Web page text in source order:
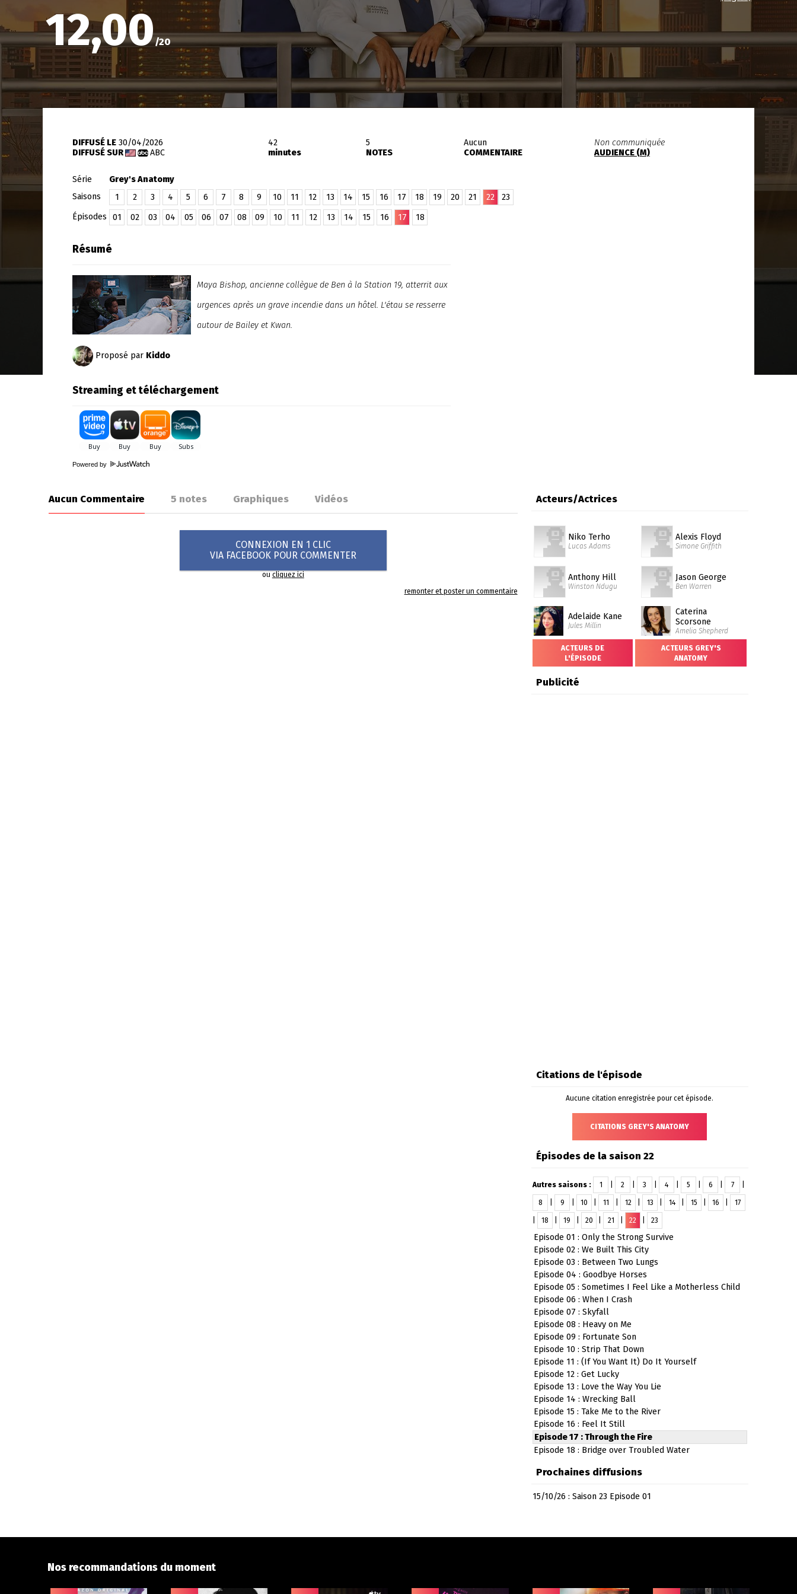
12,00/20
DIFFUSÉ LE 30/04/2026
DIFFUSÉ SUR
ABC
42
minutes
5
NOTES
Aucun
COMMENTAIRE
Non communiquée
AUDIENCE (M)
Série
Grey's Anatomy
Saisons
1 2 3 4 5 6 7 8 9 10 11 12 13 14 15 16 17 18 19 20 21 22
23
Épisodes
01 02 03 04 05 06 07 08 09 10 11 12 13 14 15 16 17 18
Résumé
Maya Bishop, ancienne collègue de Ben à la Station 19, atterrit aux
urgences après un grave incendie dans un hôtel. L'étau se resserre
autour de Bailey et Kwan.
Proposé par Kiddo
Streaming et téléchargement
Powered by
Aucun Commentaire 5 notes Graphiques Vidéos
CONNEXION EN 1 CLIC
VIA FACEBOOK POUR COMMENTER
oucliquez ici
remonter et poster un commentaire
Acteurs/Actrices
Niko Terho
Lucas Adams
Alexis Floyd
Simone Griffith
Anthony Hill
Winston Ndugu
Jason George
Ben Warren
Adelaide Kane
Jules Millin
Caterina
Scorsone
Amelia Shepherd
ACTEURS DE
L'ÉPISODE
ACTEURS GREY'S
ANATOMY
Publicité
Citations de l'épisode
Aucune citation enregistrée pour cet épisode.
CITATIONS GREY'S ANATOMY
Épisodes de la saison 22
Autres saisons : 1 2 3 4 5 6 7
8 9 10 11 12 13 14 15 16 17
18 19 20 21 22 23
Episode 01 : Only the Strong Survive
Episode 02 : We Built This City
Episode 03 : Between Two Lungs
Episode 04 : Goodbye Horses
Episode 05 : Sometimes I Feel Like a Motherless Child
Episode 06 : When I Crash
Episode 07 : Skyfall
Episode 08 : Heavy on Me
Episode 09 : Fortunate Son
Episode 10 : Strip That Down
Episode 11 : (If You Want It) Do It Yourself
Episode 12 : Get Lucky
Episode 13 : Love the Way You Lie
Episode 14 : Wrecking Ball
Episode 15 : Take Me to the River
Episode 16 : Feel It Still
Episode 17 : Through the Fire
Episode 18 : Bridge over Troubled Water
Prochaines diffusions
15/10/26 : Saison 23 Episode 01
Nos recommandations du moment